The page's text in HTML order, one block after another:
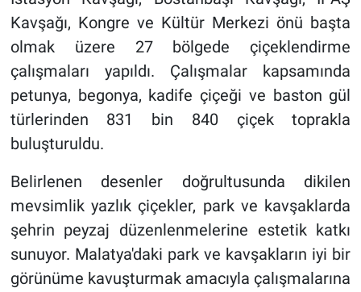
Kavşağı, Kongre ve Kültür Merkezi önü başta
olmak üzere 27 bölgede çiçeklendirme
çalışmaları yapıldı. Çalışmalar kapsamında
petunya, begonya, kadife çiçeği ve baston gül
türlerinden 831 bin 840 çiçek toprakla
buluşturuldu.
Belirlenen desenler doğrultusunda dikilen
mevsimlik yazlık çiçekler, park ve kavşaklarda
şehrin peyzaj düzenlenmelerine estetik katkı
sunuyor. Malatya'daki park ve kavşakların iyi bir
görünüme kavuşturmak amacıyla çalışmalarına